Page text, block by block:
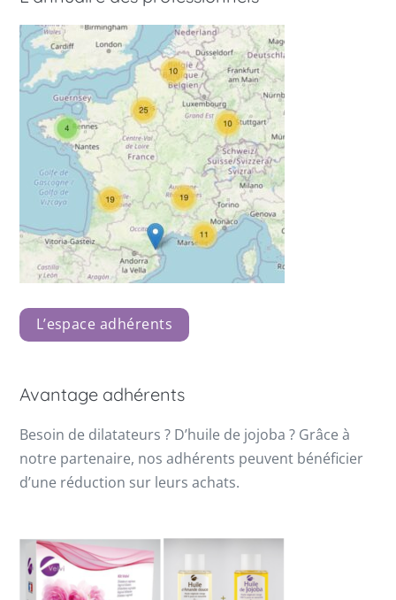
L’espace adhérents
Avantage adhérents
Besoin de dilatateurs ? D’huile de jojoba ? Grâce à
notre partenaire, nos adhérents peuvent bénéficier
d’une réduction sur leurs achats.